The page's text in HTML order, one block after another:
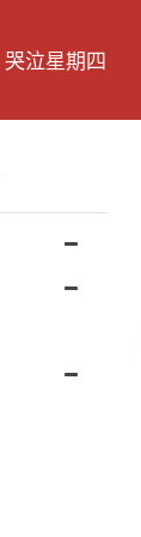
哭泣星期四